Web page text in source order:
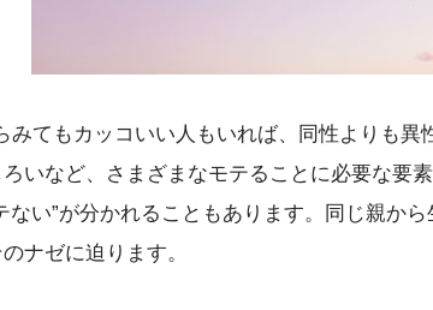
みてもカッコいい人もいれば、同性よりも異
いなど、さまざまなモテることに必要な要
ない”が分かれることもあります。同じ親か
ナゼに迫ります。